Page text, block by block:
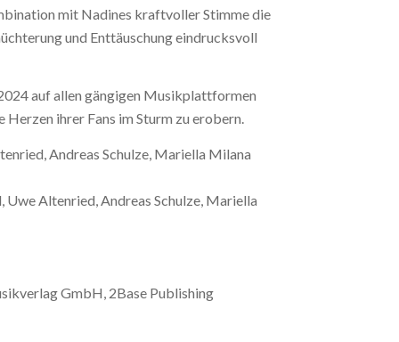
mit Nadines kraftvoller Stimme die
und Enttäuschung eindrucksvoll
auf allen gängigen Musikplattformen
ihrer Fans im Sturm zu erobern.
Andreas Schulze, Mariella Milana
Uwe Altenried, Andreas Schulze, Mariella
GmbH, 2Base Publishing